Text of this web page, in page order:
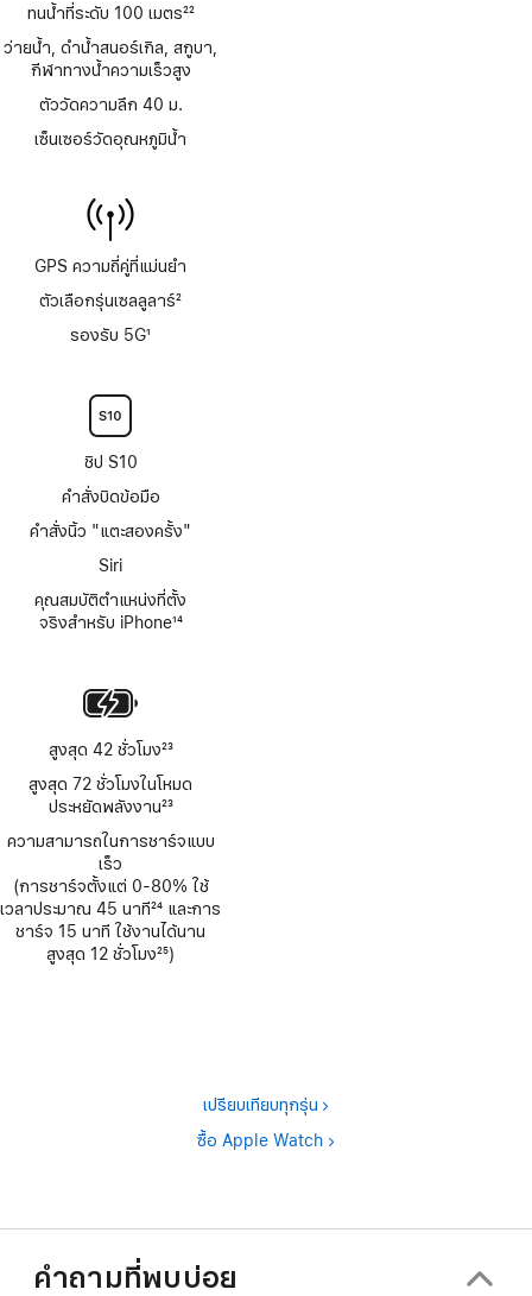
ทนน้ำที่ระดับ 100 เมตร
เชิงอรรถ
22
ว่ายน้ำ, ดำน้ำสนอร์เกิล, สกูบา,
กีฬาทางน้ำความเร็วสูง
ตัววัดความลึก 40 ม.
เซ็นเซอร์วัดอุณหภูมิน้ำ
GPS ความถี่คู่ที่แม่นยำ
ตัวเลือกรุ่นเซลลูลาร์
เชิงอรรถ
2
รองรับ 5G1
ชิป S10
คำสั่งบิดข้อมือ
คำสั่งนิ้ว "แตะสองครั้ง"
Siri
คุณสมบัติตำแหน่งที่ตั้ง
จริงสำหรับ iPhone14
สูงสุด 42 ชั่วโมง
เชิงอรรถ
23
สูงสุด 72 ชั่วโมงในโหมด
ประหยัดพลังงาน23
ความสามารถในการชาร์จแบบ
เร็ว
(การชาร์จตั้งแต่ 0-80% ใช้
เวลาประมาณ 45 นาที
เชิงอรรถ
24 และการ
ชาร์จ 15 นาที ใช้งานได้นาน
สูงสุด 12 ชั่วโมง25)
เปรียบเทียบทุกรุ่น
ซื้อ Apple Watch
คำถามที่พบบ่อย